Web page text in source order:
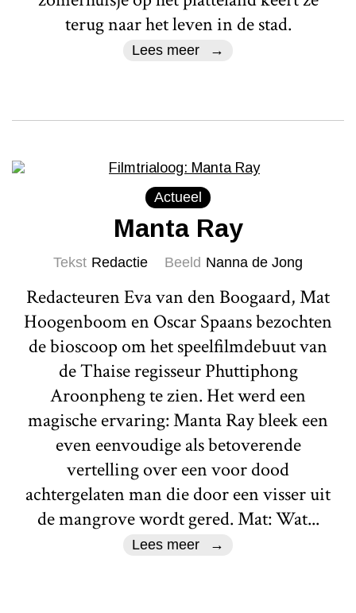
terug naar het leven in de stad.
Lees meer
Actueel
Manta Ray
Tekst Redactie Beeld Nanna de Jong
Redacteuren Eva van den Boogaard, Mat
Hoogenboom en Oscar Spaans bezochten
de bioscoop om het speelfilmdebuut van
de Thaise regisseur Phuttiphong
Aroonpheng te zien. Het werd een
magische ervaring: Manta Ray bleek een
even eenvoudige als betoverende
vertelling over een voor dood
achtergelaten man die door een visser uit
de mangrove wordt gered. Mat: Wat...
Lees meer